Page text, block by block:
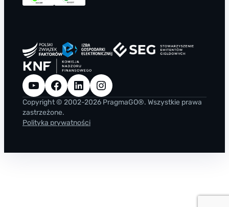
YouTubeFacebookLinkedInInstagram
Copyright © 2002-2026 PragmaGO®. Wszystkie prawa
zastrzeżone.
Polityka prywatności